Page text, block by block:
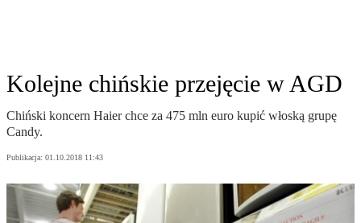
Kolejne chińskie przejęcie w AGD
Chiński koncern Haier chce za 475 mln euro kupić włoską grupę
Candy.
Publikacja: 01.10.2018 11:43